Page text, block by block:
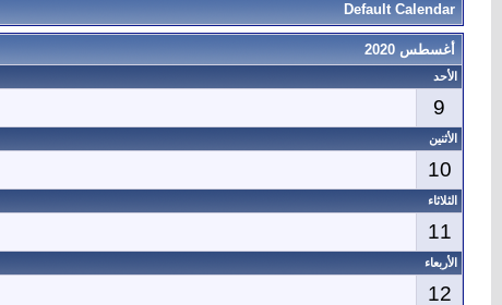
Default Calendar
أغسطس 2020
الأحد
9
الأثنين
10
الثلاثاء
11
الأربعاء
12